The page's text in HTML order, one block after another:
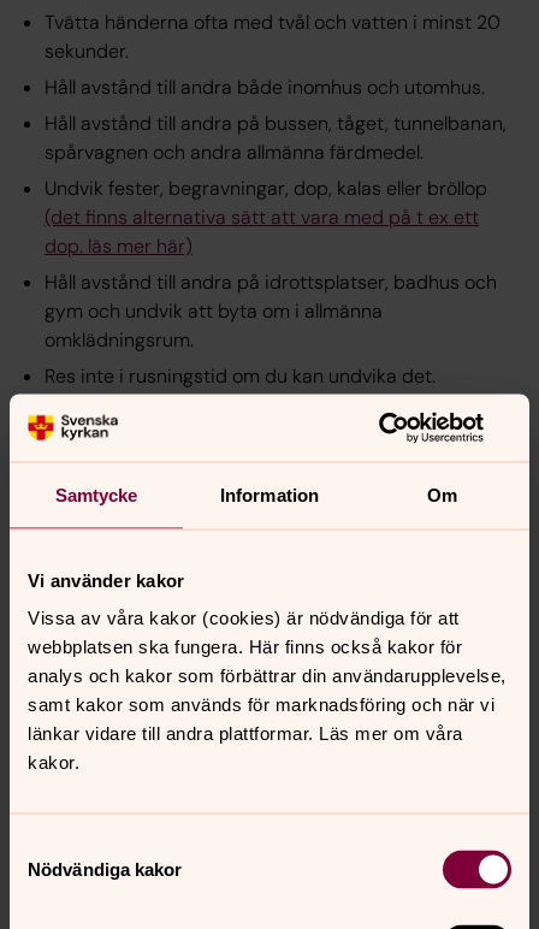
Samtycke Information Om
Vi använder kakor
Vissa av våra kakor (cookies) är nödvändiga för att
webbplatsen ska fungera. Här finns också kakor för
analys och kakor som förbättrar din användarupplevelse,
samt kakor som används för marknadsföring och när vi
länkar vidare till andra plattformar. Läs mer om våra
kakor.
Nödvändiga kakor
Tvätta händerna ofta med tvål och vatten i minst 20
sekunder.
Håll avstånd till andra både inomhus och utomhus.
Håll avstånd till andra på bussen, tåget, tunnelbanan,
spårvagnen och andra allmänna färdmedel.
Undvik fester, begravningar, dop, kalas eller bröllop
(det finns alternativa sätt att vara med på t ex ett
dop. läs mer här)
Håll avstånd till andra på idrottsplatser, badhus och
gym och undvik att byta om i allmänna
omklädningsrum.
Res inte i rusningstid om du kan undvika det.
Res bara om det är nödvändigt.
Är du 70 år eller äldre är det extra viktigt att du
där människor samlas.
verksamhetsområdet smittskydd. Råden gäller fram till
Läs mer på folkhälsomyndighetens sida.
Så finns kyrkan för dig i coronatid
Här kan du läsa om Svenska kyrkans insatser på norra
Öland. Vad vi gör för för äldre och isolerade och hur
ensam.